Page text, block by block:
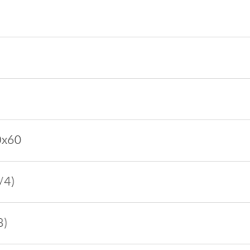
4)